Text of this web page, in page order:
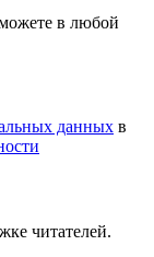
в любой
данных в
читателей.